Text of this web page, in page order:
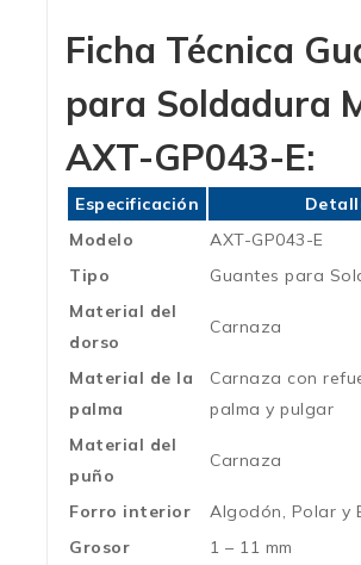
Ficha Técnica
para Soldadura
AXT-GP043-E:
Especificación
Modelo
AXT-GP043-E
Tipo
Guantes para
Material del
dorso
Carnaza
Material de la
palma
Carnaza con
palma y pulgar
Material del
puño
Carnaza
Forro interior
Algodón, Polar y
Grosor
1 – 11 mm